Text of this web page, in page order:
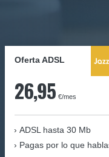
Oferta ADSL
26,95 €/mes
ADSL hasta 30 Mb
Pagas por lo que